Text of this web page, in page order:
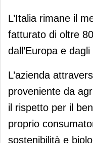
L’Italia rimane il
fatturato di oltre
dall’Europa e
L’azienda
proveniente da
il rispetto per il
proprio
sostenibilità e